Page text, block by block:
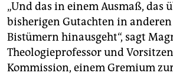
„Und das in einem Ausmaß, das
bisherigen Gutachten in anderen
Bistümern hinausgeht“, sagt
Theologieprofessor und
Kommission, einem Gremium